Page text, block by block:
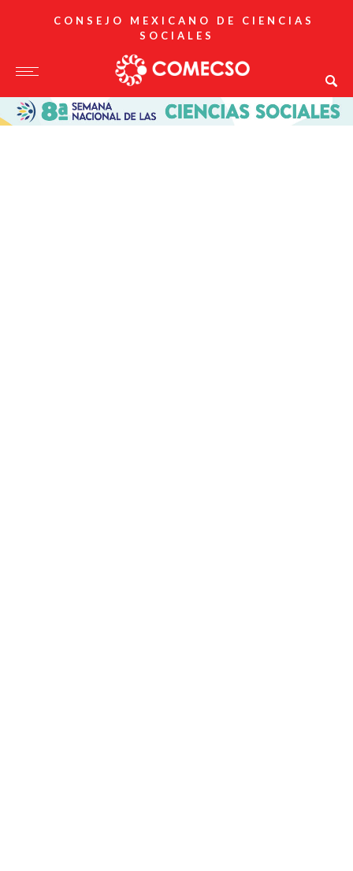
CONSEJO MEXICANO DE CIENCIAS
SOCIALES